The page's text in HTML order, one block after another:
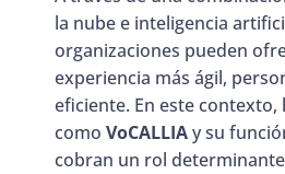
la nube e inteligencia
organizaciones pueden
experiencia más ágil,
eficiente. En este
como VoCALLIAy su
cobran un rol